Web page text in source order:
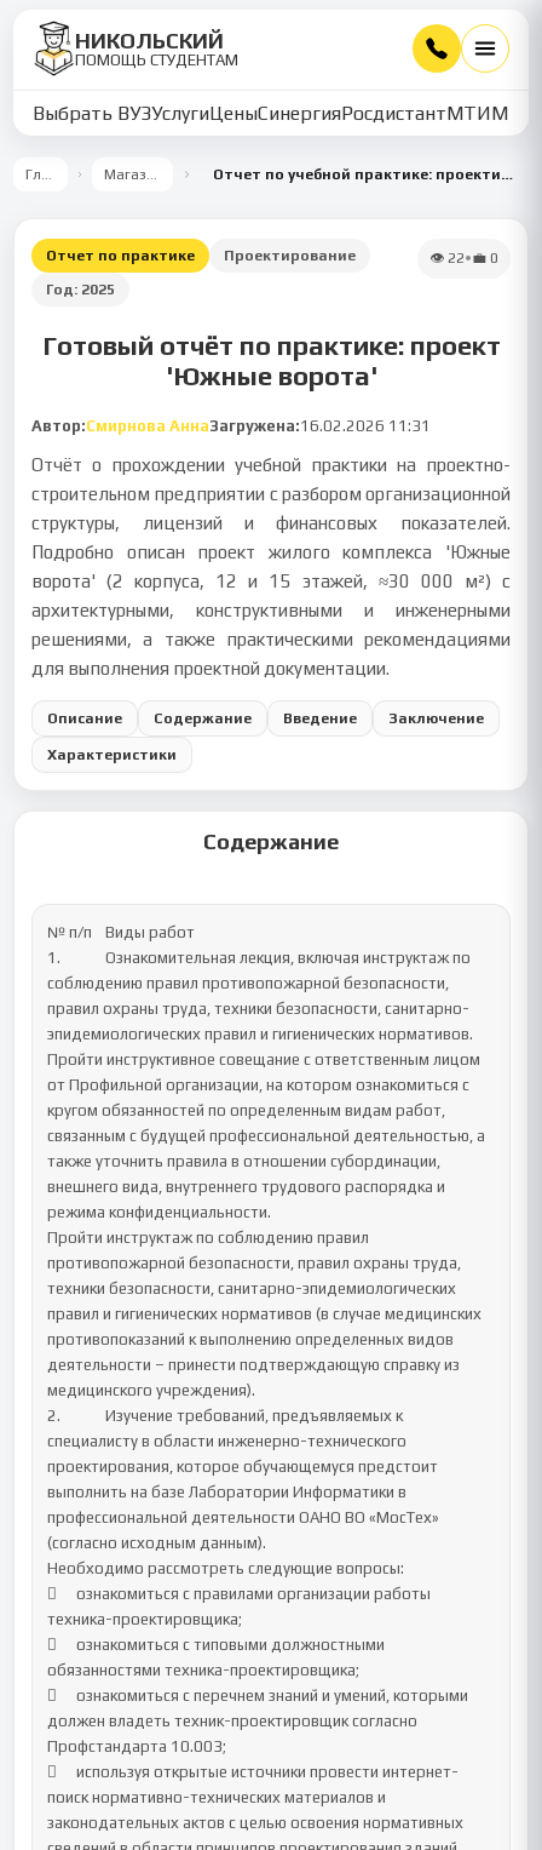
НИКОЛЬСКИЙ
ПОМОЩЬ СТУДЕНТАМ
Выбрать ВУЗУслугиЦеныСинергияРосдистантМТИММУ
Главная Магазин работ Отчет по учебной практике: проектирование жилого комплекса 'Южные ворота'
Отчет по практике
Проектирование
Год: 2025
👁 22•💼 0
Готовый отчёт по практике: проект
'Южные ворота'
Автор:Смирнова АннаЗагружена:16.02.2026 11:31
Отчёт о прохождении учебной практики на проектно-
строительном предприятии с разбором организационной
структуры, лицензий и финансовых показателей.
Подробно описан проект жилого комплекса 'Южные
ворота' (2 корпуса, 12 и 15 этажей, ≈30 000 м²) с
архитектурными, конструктивными и инженерными
решениями, а также практическими рекомендациями
для выполнения проектной документации.
Описание Содержание Введение Заключение
Характеристики
Содержание
№ п/п	Виды работ
1.		Ознакомительная лекция, включая инструктаж по
соблюдению правил противопожарной безопасности,
правил охраны труда, техники безопасности, санитарно-
эпидемиологических правил и гигиенических нормативов.
Пройти инструктивное совещание с ответственным лицом
от Профильной организации, на котором ознакомиться с
кругом обязанностей по определенным видам работ,
связанным с будущей профессиональной деятельностью, а
также уточнить правила в отношении субординации,
внешнего вида, внутреннего трудового распорядка и
режима конфиденциальности.
Пройти инструктаж по соблюдению правил
противопожарной безопасности, правил охраны труда,
техники безопасности, санитарно-эпидемиологических
правил и гигиенических нормативов (в случае медицинских
противопоказаний к выполнению определенных видов
деятельности – принести подтверждающую справку из
медицинского учреждения).
2.		Изучение требований, предъявляемых к
специалисту в области инженерно-технического
проектирования, которое обучающемуся предстоит
выполнить на базе Лаборатории Информатики в
профессиональной деятельности ОАНО ВО «МосТех»
(согласно исходным данным).
Необходимо рассмотреть следующие вопросы:
	ознакомиться с правилами организации работы
техника-проектировщика;
	ознакомиться с типовыми должностными
обязанностями техника-проектировщика;
	ознакомиться с перечнем знаний и умений, которыми
должен владеть техник-проектировщик согласно
Профстандарта 10.003;
	используя открытые источники провести интернет-
поиск нормативно-технических материалов и
законодательных актов с целью освоения нормативных